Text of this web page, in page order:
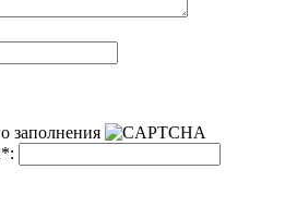
заполнения
*: